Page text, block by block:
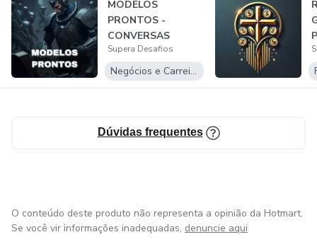
MODELOS
PRONTOS -
CONVERSAS
AUTOMATIZADAS
Supera Desafios
Negócios e Carreira
Dúvidas frequentes
O conteúdo deste produto não representa a opinião da Hotmart.
Se você vir informações inadequadas, denuncie aqui